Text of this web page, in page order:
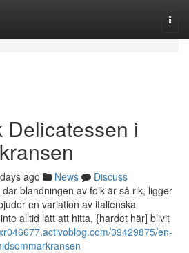
Delicatessen i
ago News
Discuss
blandningen av folk är så rik, ligger
en variation av italienska
alltid lätt att hitta, {hardet här] blivit
39429875/en-